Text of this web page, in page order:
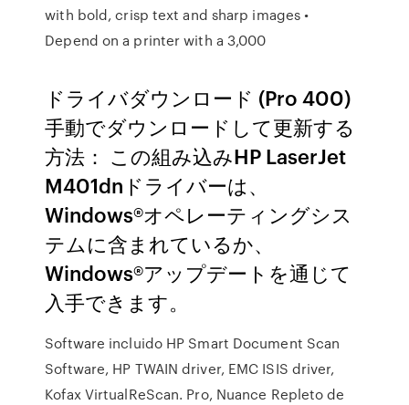
with bold, crisp text and sharp images •
Depend on a printer with a 3,000
ドライバダウンロード (Pro 400)
手動でダウンロードして更新する
方法： この組み込みHP LaserJet
M401dnドライバーは、
Windows®オペレーティングシス
テムに含まれているか、
Windows®アップデートを通じて
入手できます。
Software incluido HP Smart Document Scan
Software, HP TWAIN driver, EMC ISIS driver,
Kofax VirtualReScan. Pro, Nuance Repleto de